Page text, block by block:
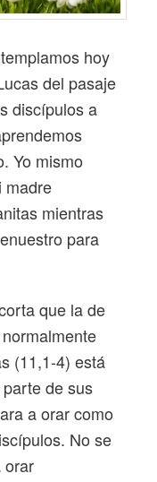
hoy
del pasaje
discípulos a
Yo mismo
madre
mientras
para
que la de
(11,1-4) está
de sus
a orar como
No se
orar